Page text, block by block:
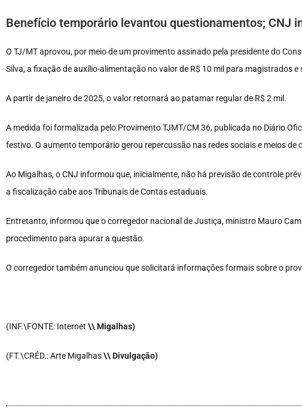
Benefício temporário levantou questionamentos; CNJ
O TJ/MT aprovou, por meio de um provimento assinado pela presidente do
Silva, a fixação de auxílio-alimentação no valor de R$ 10 mil para magistrados
A partir de janeiro de 2025, o valor retornará ao patamar regular de R$ 2 mil.
A medida foi formalizada pelo Provimento TJMT/CM 36, publicada no Diário
festivo. O aumento temporário gerou repercussão nas redes sociais e meios de
Ao Migalhas, o CNJ informou que, inicialmente, não há previsão de controle
a fiscalização cabe aos Tribunais de Contas estaduais.
Entretanto, informou que o corregedor nacional de Justiça, ministro Mauro
procedimento para apurar a questão.
O corregedor também anunciou que solicitará informações formais sobre o
(INF.\FONTE: Internet \\ Migalhas)
(FT.\CRÉD.: Arte Migalhas\\ Divulgação)